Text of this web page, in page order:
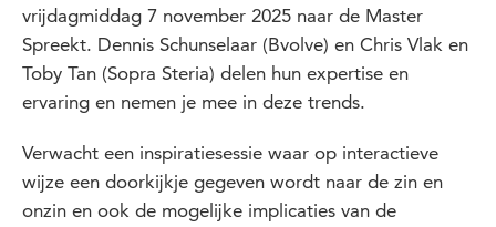
vrijdagmiddag 7 november 2025 naar de Master
Spreekt. Dennis Schunselaar (Bvolve) en Chris Vlak en
Toby Tan (Sopra Steria) delen hun expertise en
ervaring en nemen je mee in deze trends.
Verwacht een inspiratiesessie waar op interactieve
wijze een doorkijkje gegeven wordt naar de zin en
onzin en ook de mogelijke implicaties van de